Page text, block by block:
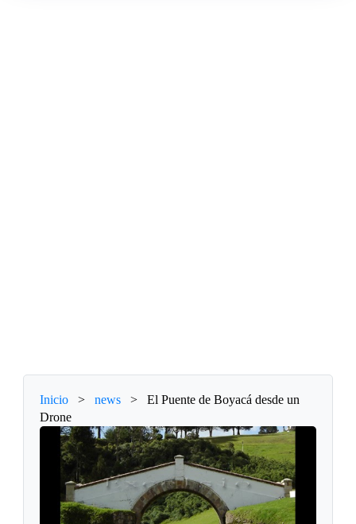
Inicio > news >
El Puente de Boyacá desde un
Drone